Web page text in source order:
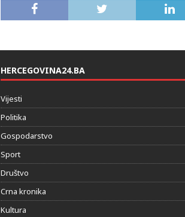
HERCEGOVINA24.BA
Vijesti
Politika
Gospodarstvo
Sport
Društvo
Crna kronika
Kultura